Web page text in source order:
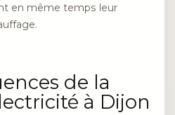
en même temps leur
de la
à Dijon